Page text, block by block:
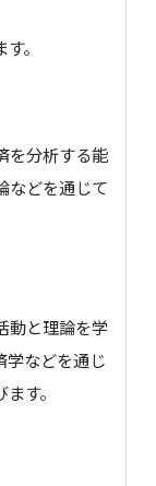
。
を分析する能
などを通じて
動と理論を学
学などを通じ
す。